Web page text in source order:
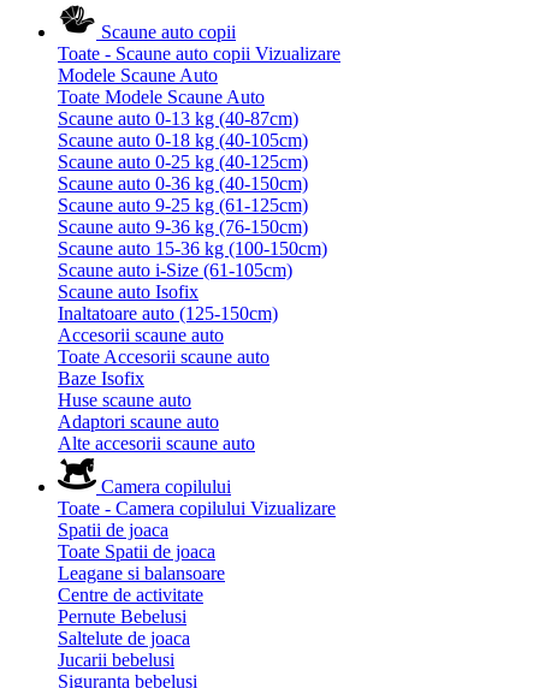
Scaune auto copii
Toate - Scaune auto copii Vizualizare
Modele Scaune Auto
Toate Modele Scaune Auto
Scaune auto 0-13 kg (40-87cm)
Scaune auto 0-18 kg (40-105cm)
Scaune auto 0-25 kg (40-125cm)
Scaune auto 0-36 kg (40-150cm)
Scaune auto 9-25 kg (61-125cm)
Scaune auto 9-36 kg (76-150cm)
Scaune auto 15-36 kg (100-150cm)
Scaune auto i-Size (61-105cm)
Scaune auto Isofix
Inaltatoare auto (125-150cm)
Accesorii scaune auto
Toate Accesorii scaune auto
Baze Isofix
Huse scaune auto
Adaptori scaune auto
Alte accesorii scaune auto
Camera copilului
Toate - Camera copilului Vizualizare
Spatii de joaca
Toate Spatii de joaca
Leagane si balansoare
Centre de activitate
Pernute Bebelusi
Saltelute de joaca
Jucarii bebelusi
Siguranta bebelusi